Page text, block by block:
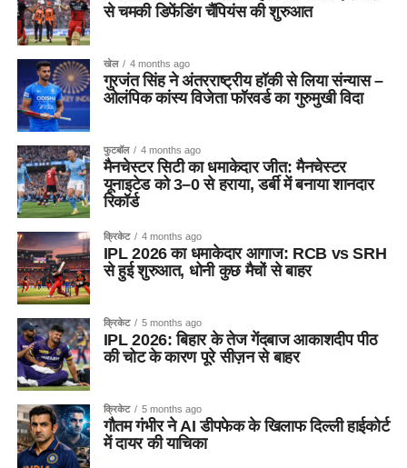
से चमकी डिफेंडिंग चैंपियंस की शुरुआत
खेल 4 months ago
गुरजंत सिंह ने अंतरराष्ट्रीय हॉकी से लिया संन्यास –
ओलंपिक कांस्य विजेता फॉरवर्ड का गुरुमुखी विदा
फुटबॉल 4 months ago
मैनचेस्टर सिटी का धमाकेदार जीत: मैनचेस्टर
यूनाइटेड को 3–0 से हराया, डर्बी में बनाया शानदार
रिकॉर्ड
क्रिकेट 4 months ago
IPL 2026 का धमाकेदार आगाज: RCB vs SRH
से हुई शुरुआत, धोनी कुछ मैचों से बाहर
क्रिकेट 5 months ago
IPL 2026: बिहार के तेज गेंदबाज आकाशदीप पीठ
की चोट के कारण पूरे सीज़न से बाहर
क्रिकेट 5 months ago
गौतम गंभीर ने AI डीपफेक के खिलाफ दिल्ली हाईकोर्ट
में दायर की याचिका